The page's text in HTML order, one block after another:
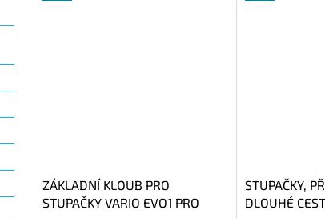
ZÁKLADNÍ KLOUB PRO
STUPAČKY VARIO EVO1 PRO
STUPAČKY,
DLOUHÉ